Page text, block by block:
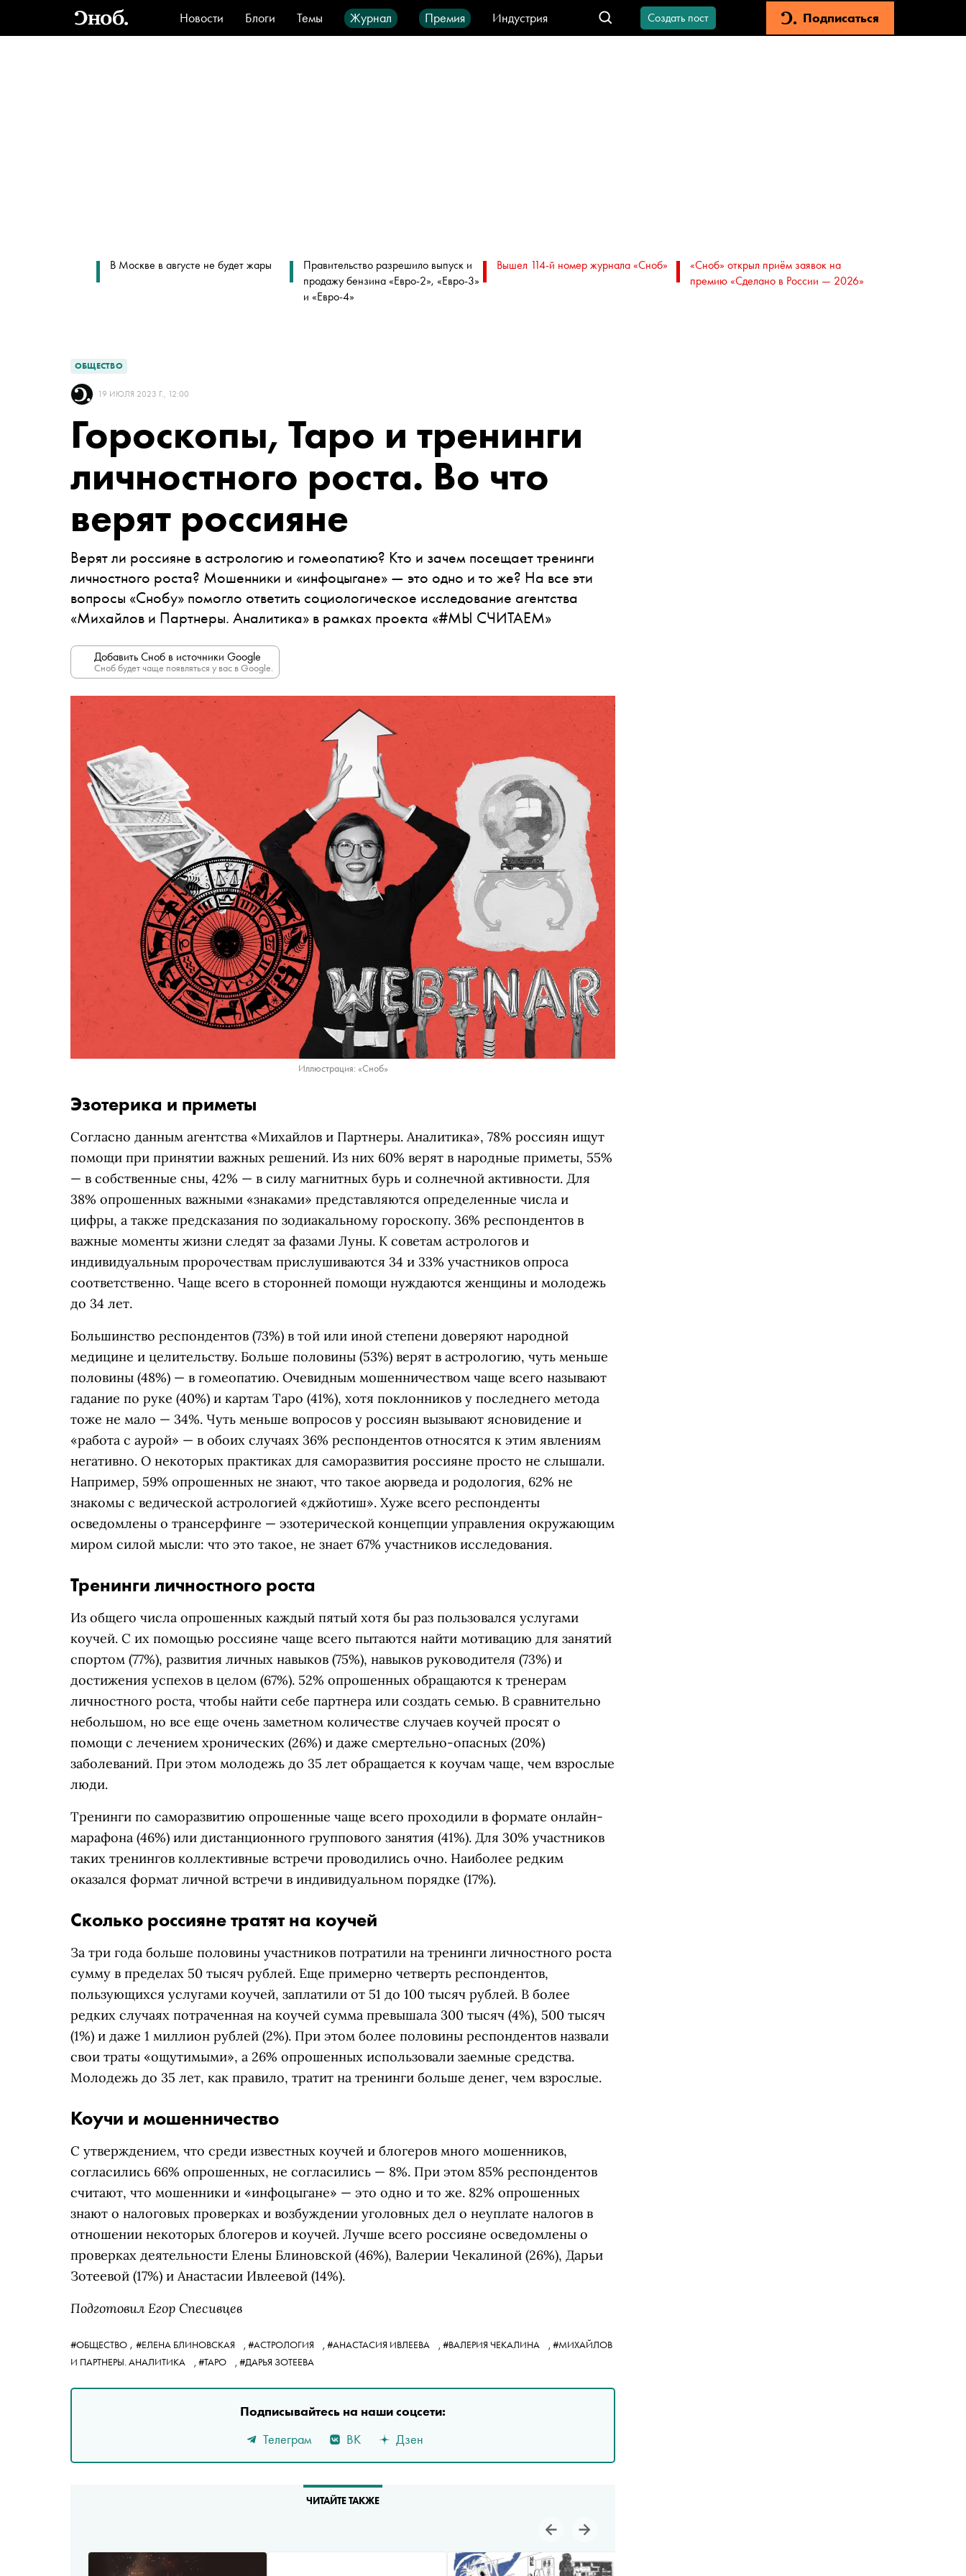
Новости Блоги Темы Журнал Премия
Индустрия
Стиль
Видео Город IT-продукты
Создать пост Подписаться
В Москве в августе не будет жары
Правительство разрешило выпуск и
продажу бензина «Евро-2», «Евро-3»
и «Евро-4»
Вышел 114-й номер журнала «Сноб»
«Сноб» открыл приём заявок на
премию «Сделано в России — 2026»
ОБЩЕСТВО
19 ИЮЛЯ 2023 Г., 12:00
Гороскопы, Таро и тренинги
личностного роста. Во что
верят россияне
Верят ли россияне в астрологию и гомеопатию? Кто и зачем посещает тренинги
личностного роста? Мошенники и «инфоцыгане» — это одно и то же? На все эти
вопросы «Снобу» помогло ответить социологическое исследование агентства
«Михайлов и Партнеры. Аналитика» в рамках проекта «#МЫ СЧИТАЕМ»
Добавить Сноб в источники Google
Сноб будет чаще появляться у вас в Google.
Иллюстрация: «Сноб»
Эзотерика и приметы
Согласно данным агентства «Михайлов и Партнеры. Аналитика», 78% россиян ищут
помощи при принятии важных решений. Из них 60% верят в народные приметы, 55%
— в собственные сны, 42% — в силу магнитных бурь и солнечной активности. Для
38% опрошенных важными «знаками» представляются определенные числа и
цифры, а также предсказания по зодиакальному гороскопу. 36% респондентов в
важные моменты жизни следят за фазами Луны. К советам астрологов и
индивидуальным пророчествам прислушиваются 34 и 33% участников опроса
соответственно. Чаще всего в сторонней помощи нуждаются женщины и молодежь
до 34 лет.
Большинство респондентов (73%) в той или иной степени доверяют народной
медицине и целительству. Больше половины (53%) верят в астрологию, чуть меньше
половины (48%) — в гомеопатию. Очевидным мошенничеством чаще всего называют
гадание по руке (40%) и картам Таро (41%), хотя поклонников у последнего метода
тоже не мало — 34%. Чуть меньше вопросов у россиян вызывают ясновидение и
«работа с аурой» — в обоих случаях 36% респондентов относятся к этим явлениям
негативно. О некоторых практиках для саморазвития россияне просто не слышали.
Например, 59% опрошенных не знают, что такое аюрведа и родология, 62% не
знакомы с ведической астрологией «джйотиш». Хуже всего респонденты
осведомлены о трансерфинге — эзотерической концепции управления окружающим
миром силой мысли: что это такое, не знает 67% участников исследования.
Тренинги личностного роста
Из общего числа опрошенных каждый пятый хотя бы раз пользовался услугами
коучей. С их помощью россияне чаще всего пытаются найти мотивацию для занятий
спортом (77%), развития личных навыков (75%), навыков руководителя (73%) и
достижения успехов в целом (67%). 52% опрошенных обращаются к тренерам
личностного роста, чтобы найти себе партнера или создать семью. В сравнительно
небольшом, но все еще очень заметном количестве случаев коучей просят о
помощи с лечением хронических (26%) и даже смертельно-опасных (20%)
заболеваний. При этом молодежь до 35 лет обращается к коучам чаще, чем взрослые
люди.
Тренинги по саморазвитию опрошенные чаще всего проходили в формате онлайн-
марафона (46%) или дистанционного группового занятия (41%). Для 30% участников
таких тренингов коллективные встречи проводились очно. Наиболее редким
оказался формат личной встречи в индивидуальном порядке (17%).
Сколько россияне тратят на коучей
За три года больше половины участников потратили на тренинги личностного роста
сумму в пределах 50 тысяч рублей. Еще примерно четверть респондентов,
пользующихся услугами коучей, заплатили от 51 до 100 тысяч рублей. В более
редких случаях потраченная на коучей сумма превышала 300 тысяч (4%), 500 тысяч
(1%) и даже 1 миллион рублей (2%). При этом более половины респондентов назвали
свои траты «ощутимыми», а 26% опрошенных использовали заемные средства.
Молодежь до 35 лет, как правило, тратит на тренинги больше денег, чем взрослые.
Коучи и мошенничество
С утверждением, что среди известных коучей и блогеров много мошенников,
согласились 66% опрошенных, не согласились — 8%. При этом 85% респондентов
считают, что мошенники и «инфоцыгане» — это одно и то же. 82% опрошенных
знают о налоговых проверках и возбуждении уголовных дел о неуплате налогов в
отношении некоторых блогеров и коучей. Лучше всего россияне осведомлены о
проверках деятельности Елены Блиновской (46%), Валерии Чекалиной (26%), Дарьи
Зотеевой (17%) и Анастасии Ивлеевой (14%).
Подготовил Егор Спесивцев
#ОБЩЕСТВО , #ЕЛЕНА БЛИНОВСКАЯ , #АСТРОЛОГИЯ , #АНАСТАСИЯ ИВЛЕЕВА , #ВАЛЕРИЯ ЧЕКАЛИНА , #МИХАЙЛОВ
И ПАРТНЕРЫ. АНАЛИТИКА
, #ТАРО , #ДАРЬЯ ЗОТЕЕВА
Подписывайтесь на наши соцсети:
Телеграм
ВК Дзен
ЧИТАЙТЕ ТАКЖЕ